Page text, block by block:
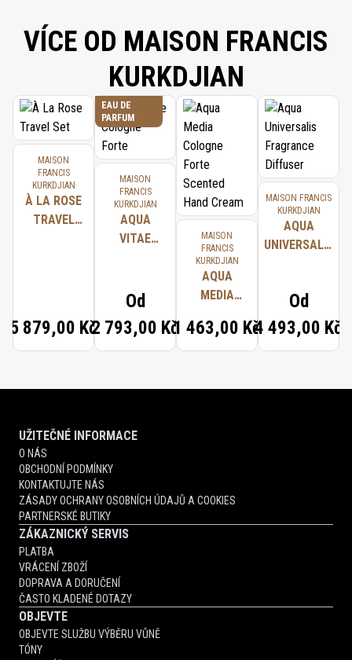
VÍCE OD MAISON FRANCIS
KURKDJIAN
MAISON
FRANCIS
KURKDJIAN
À LA ROSE
TRAVEL
5 879,00 Kč
EAU DE
PARFUM
MAISON
FRANCIS
KURKDJIAN
AQUA
VITAE
Od
2 793,00 Kč
MAISON
FRANCIS
KURKDJIAN
AQUA
MEDIA
FORTE
SCENTED
CREAM
1 463,00 Kč
MAISON FRANCIS
KURKDJIAN
AQUA
UNIVERSALIS
Od
4 493,00 Kč
UŽITEČNÉ INFORMACE
O NÁS
OBCHODNÍ PODMÍNKY
KONTAKTUJTE NÁS
ZÁSADY OCHRANY OSOBNÍCH ÚDAJŮ A COOKIES
PARTNERSKÉ BUTIKY
ZÁKAZNICKÝ SERVIS
PLATBA
VRÁCENÍ ZBOŽÍ
DOPRAVA A DORUČENÍ
ČASTO KLADENÉ DOTAZY
OBJEVTE
OBJEVTE SLUŽBU VÝBĚRU VŮNĚ
TÓNY